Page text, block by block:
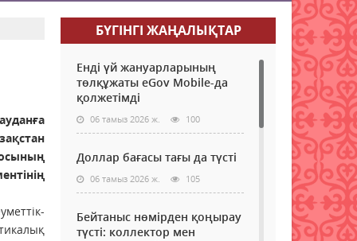
БҮГІНГI ЖАҢАЛЫҚТАР
Енді үй жануарларының
төлқұжаты eGov Mobile-да
қолжетімді
06 тамыз 2026 ж. 100
Доллар бағасы тағы да түсті
06 тамыз 2026 ж. 105
Бейтаныс нөмірден қоңырау
түсті: коллектор мен